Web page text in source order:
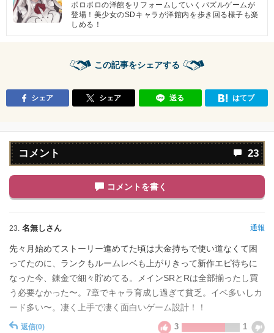
ボロボロの洋館をリフォームしていくパズルゲームが
登場！美少女のSDキャラが洋館内を歩き回る様子も楽
しめる！
この記事をシェアする
シェア シェア 送る はてブ
コメント 23
コメントを書く
23. 名無しさん 通報
先々月始めてストーリー進めてた頃は大金持ちで使い道なくて困
ってたのに、ランクもルームレベも上がりきって新作エピ待ちに
なった今、錬金で細々貯めてる。メインSRとRは全部揃ったし買
う必要なかった〜。7章でキャラ育成し過ぎて貧乏。イベ多いしカ
ード多い〜。凄く上手で凄く面白いゲーム設計！！
返信(0) 3 1